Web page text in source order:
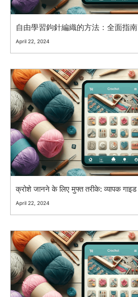
自由學習鉤針編織的方法：全面指南
April 22, 2024
क्रोशे जानने के लिए मुफ्त तरीके: व्यापक गाइड
April 22, 2024